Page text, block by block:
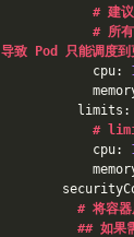
# 建
# 所
导致 Pod 只能调度到
cpu:
limits:
#
cpu:
# 将容
## 如果